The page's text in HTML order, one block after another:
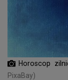
Horoscop
PixaBay)